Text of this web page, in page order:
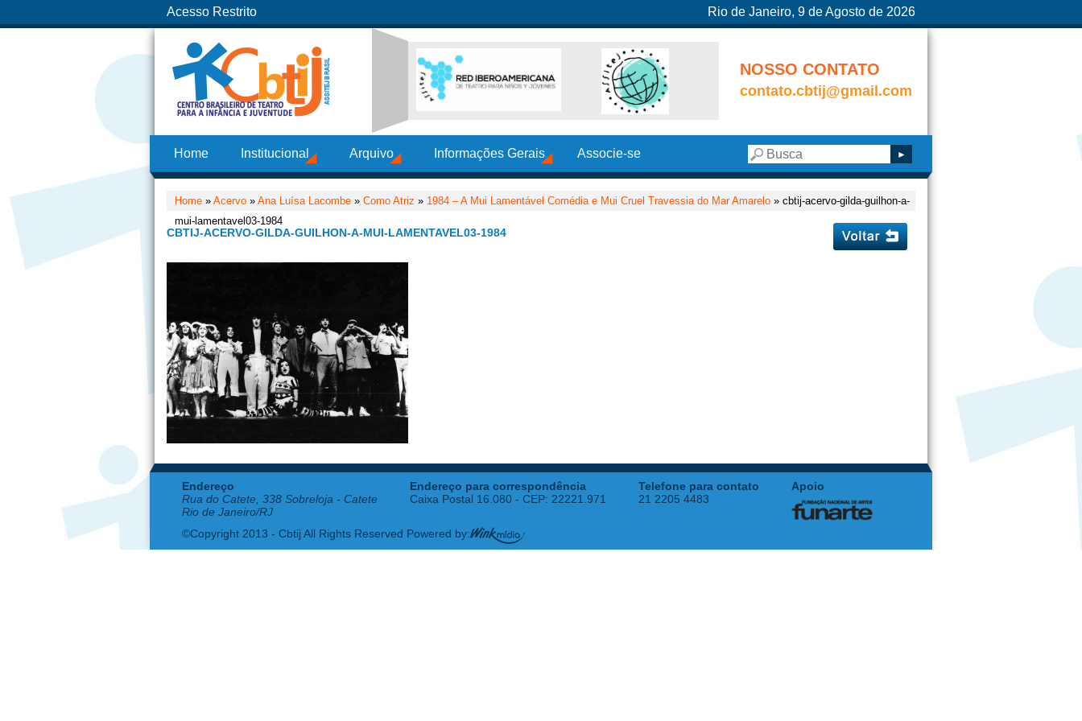
Acesso Restrito Rio de Janeiro, 9 de Agosto de 2026
NOSSO CONTATO
contato.cbtij@gmail.com
Home Institucional Arquivo Informações Gerais Associe-se
Home » Acervo » Ana Luísa Lacombe » Como Atriz » 1984 – A Mui Lamentável Comédia e Mui Cruel Travessia do Mar Amarelo » cbtij-acervo-gilda-guilhon-a-
mui-lamentavel03-1984
CBTIJ-ACERVO-GILDA-GUILHON-A-MUI-LAMENTAVEL03-1984
Endereço
Rua do Catete, 338 Sobreloja - Catete
Rio de Janeiro/RJ
Endereço para correspondência
Caixa Postal 16.080 - CEP: 22221.971
Telefone para contato
21 2205 4483
Apoio
©Copyright 2013 - Cbtij All Rights Reserved Powered by: